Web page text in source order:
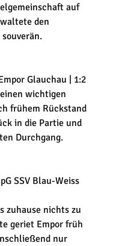
auf
den
Glauchau | 1:2
wichtigen
frühem Rückstand
in die Partie und
Durchgang.
SSV Blau-Weiss
zuhause nichts zu
geriet Empor früh
nur